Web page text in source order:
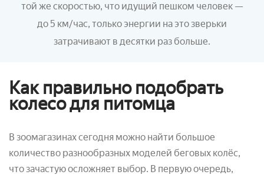
той же скоростью, что идущий пешком человек —
до 5 км/час, только энергии на это зверьки
затрачивают в десятки раз больше.
Как правильно подобрать
колесо для питомца
В зоомагазинах сегодня можно найти большое
количество разнообразных моделей беговых колёс,
что зачастую осложняет выбор. В первую очередь,